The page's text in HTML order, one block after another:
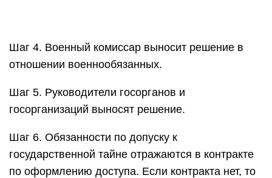
Шаг 4. Военный комиссар выносит решение в
отношении военнообязанных.
Шаг 5. Руководители госорганов и
госорганизаций выносят решение.
Шаг 6. Обязанности по допуску к
государственной тайне отражаются в контракте
по оформлению доступа. Если контракта нет, то